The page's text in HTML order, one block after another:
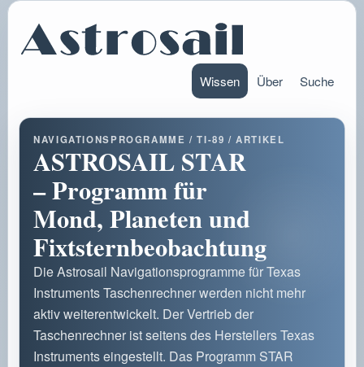
Wissen Über Suche
NAVIGATIONSPROGRAMME / TI-89 / ARTIKEL
ASTROSAIL STAR
– Programm für
Mond, Planeten und
Fixtsternbeobachtung
Die Astrosail Navigationsprogramme für Texas
Instruments Taschenrechner werden nicht mehr
aktiv weiterentwickelt. Der Vertrieb der
Taschenrechner ist seitens des Herstellers Texas
Instruments eingestellt. Das Programm STAR